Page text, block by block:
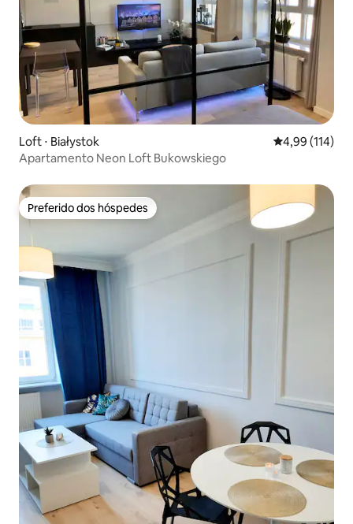
Loft ⋅ Białystok 4,99 de uma
4,99 (114)
Apartamento Neon Loft Bukowskiego
Preferido dos hóspedes
Preferido dos hóspedes